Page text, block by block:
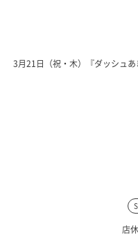
3月21日（祝・木）『ダッシュ
店